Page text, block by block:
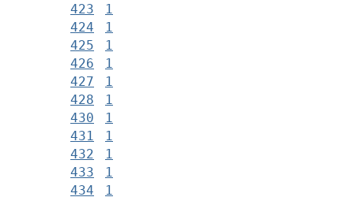
423
1
424
1
425
1
426
1
427
1
428
1
430
1
431
1
432
1
433
1
434
1